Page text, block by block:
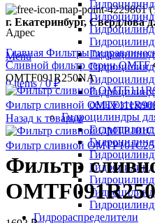
г. Екатеринбург, Свердлова
Адрес
Menu
0items / 0₽
Гидроцилиндры
Гидрораспределители
Click to enlarge
Главная Фильтры
Сливной фильтр серии OMTF
OMTF091R250NA
Фильтр сливной
Назад к товарам
Фильтр сливной
Фильтр